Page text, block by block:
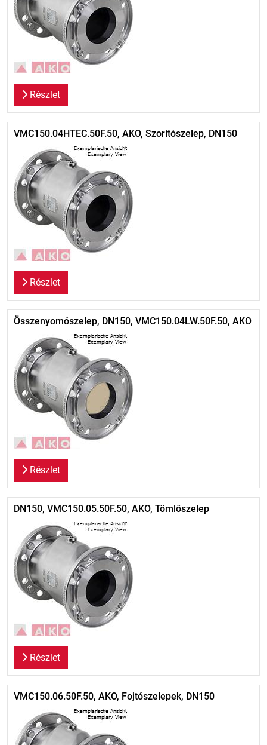
Részlet
VMC150.04HTEC.50F.50, AKO, Szorítószelep, DN150
Részlet
Összenyomószelep, DN150, VMC150.04LW.50F.50, AKO
Részlet
DN150, VMC150.05.50F.50, AKO, Tömlőszelep
Részlet
VMC150.06.50F.50, AKO, Fojtószelepek, DN150